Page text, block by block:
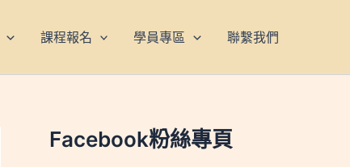
課程報名 學員專區 聯繫我們
Facebook粉絲專頁